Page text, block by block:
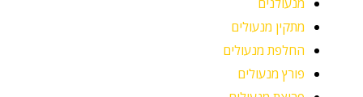
מתקין מנעולים
החלפת מנעולים
פורץ מנעולים